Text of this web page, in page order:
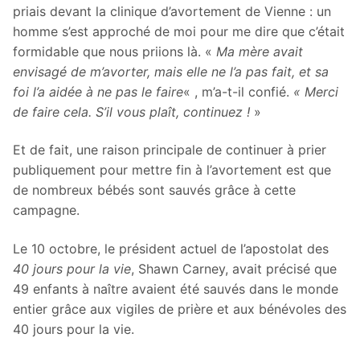
priais devant la clinique d’avortement de Vienne : un
homme s’est approché de moi pour me dire que c’était
formidable que nous priions là. « Ma mère avait
envisagé de m’avorter, mais elle ne l’a pas fait, et sa
foi l’a aidée à ne pas le faire« , m’a-t-il confié. « Merci
de faire cela. S’il vous plaît, continuez ! »
Et de fait, une raison principale de continuer à prier
publiquement pour mettre fin à l’avortement est que
de nombreux bébés sont sauvés grâce à cette
campagne.
Le 10 octobre, le président actuel de l’apostolat des
40 jours pour la vie, Shawn Carney, avait précisé que
49 enfants à naître avaient été sauvés dans le monde
entier grâce aux vigiles de prière et aux bénévoles des
40 jours pour la vie.